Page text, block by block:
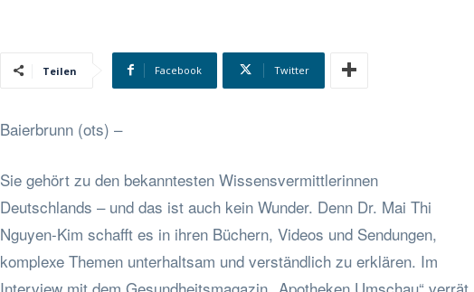
Teilen Facebook Twitter
Baierbrunn (ots) –
Sie gehört zu den bekanntesten Wissensvermittlerinnen
Deutschlands – und das ist auch kein Wunder. Denn Dr. Mai Thi
Nguyen-Kim schafft es in ihren Büchern, Videos und Sendungen,
komplexe Themen unterhaltsam und verständlich zu erklären. Im